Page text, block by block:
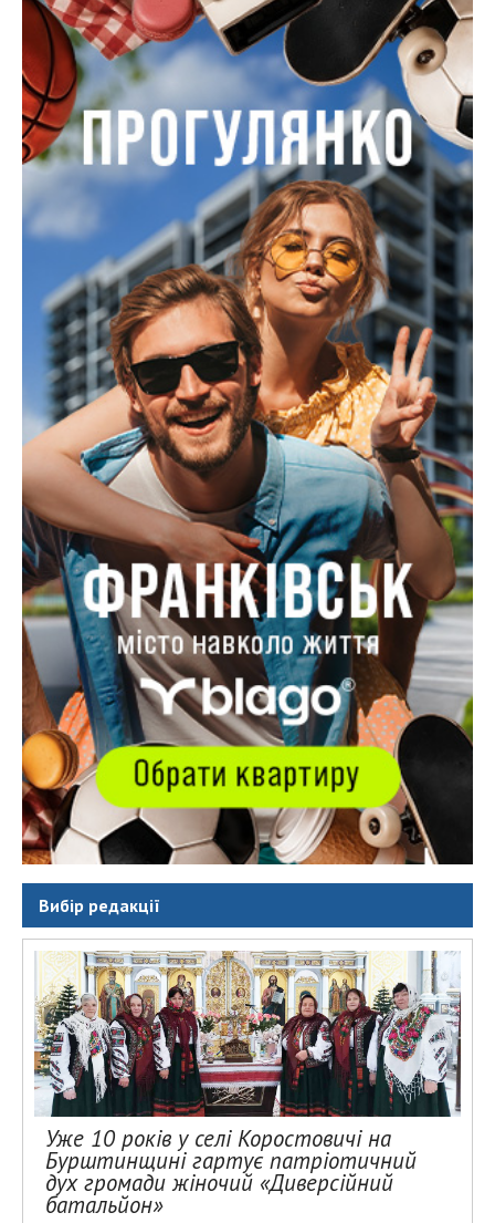
Вибір редакції
Уже 10 років у селі Коростовичі на
Бурштинщині гартує патріотичний
дух громади жіночий «Диверсійний
батальйон»